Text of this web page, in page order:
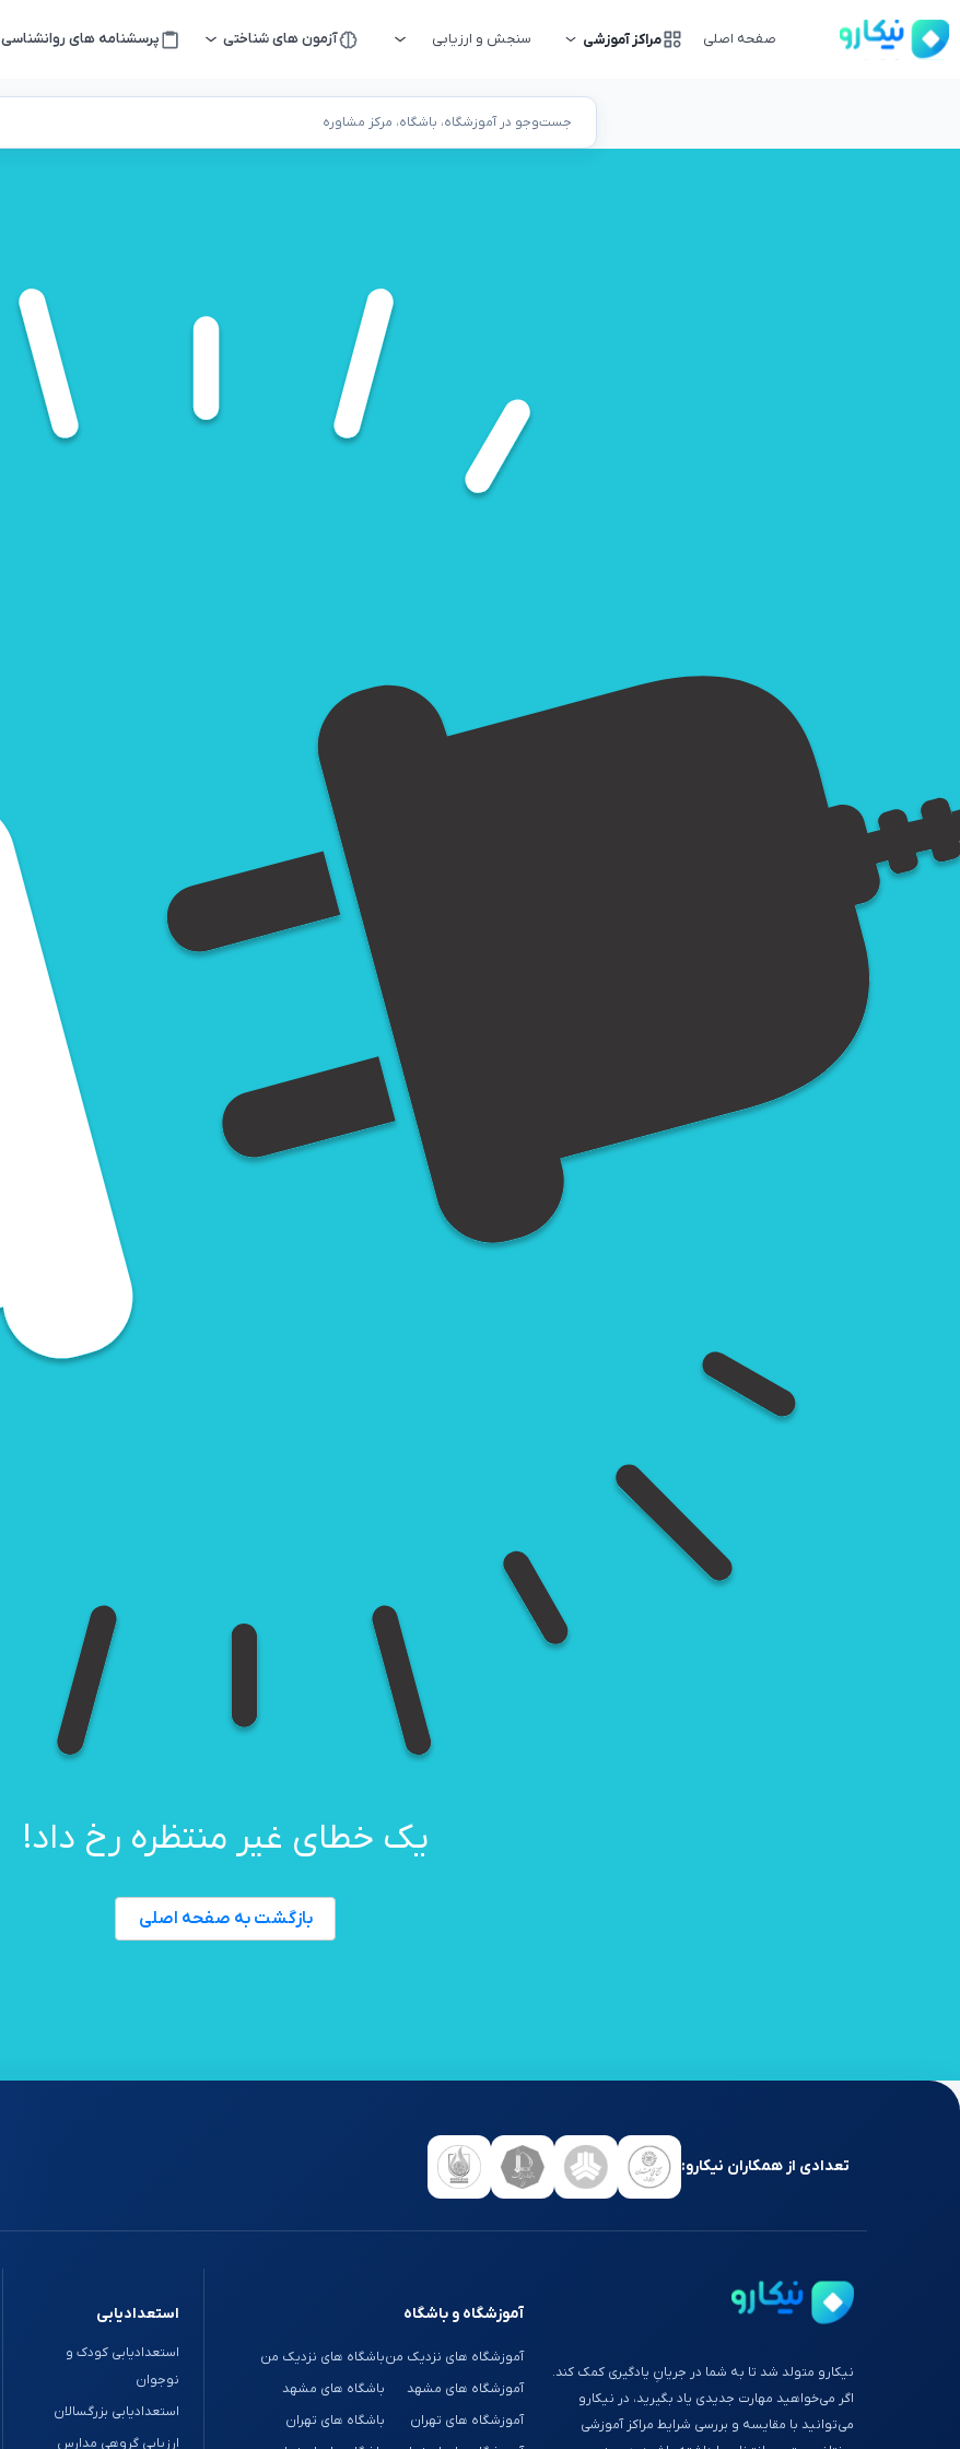
صفحه اصلی مراکز آموزشی سنجش و ارزیابی آزمون های شناختی پرسشنامه های روانشناسی
جست‌وجو در آموزشگاه، باشگاه، مرکز مشاوره
یک خطای غیر منتظره رخ داد!
بازگشت به صفحه اصلی
تعدادی از همکاران نیکارو:
نیکارو متولد شد تا به شما در جریانِ یادگیری کمک کند.
اگر می‌خواهید مهارت جدیدی یاد بگیرید، در نیکارو
می‌توانید با مقایسه و بررسی شرایط مراکز آموزشی
آموزشگاه و باشگاه
آموزشگاه های نزدیک من
آموزشگاه های مشهد
آموزشگاه های تهران
باشگاه های نزدیک من
باشگاه های مشهد
باشگاه های تهران
استعدادیابی
استعدادیابی کودک و
نوجوان
استعدادیابی بزرگسالان
ارزیابی گروهی مدارس